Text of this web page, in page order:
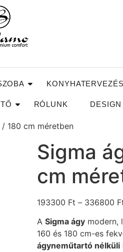
KONYHATERVEZÉS
RÓLUNK
180 cm méretben
Sigma
cm
193300 Ft – 336800
A Sigma ágymodern,
160 és 180 cm-es
ágyneműtartó nélküli